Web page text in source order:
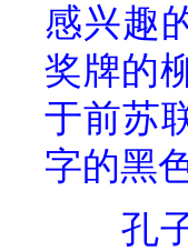
感兴趣
奖牌的
于前苏
字的黑
孔